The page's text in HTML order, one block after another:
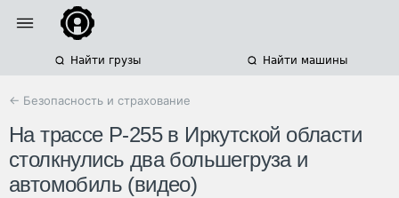
Найти грузы Найти машины
← Безопасность и страхование
На трассе Р-255 в Иркутской области
столкнулись два большегруза и
автомобиль (видео)